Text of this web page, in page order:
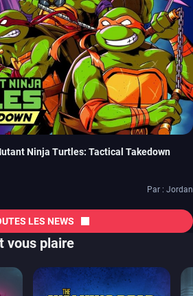
Ninja Turtles: Tactical Takedown
Par : Jordan
LES NEWS
vous plaire